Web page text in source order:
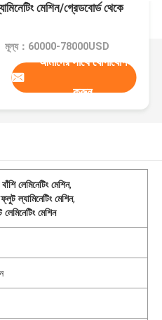
মেশিন/গ্রেডবোর্ড থেকে
মূল্য：60000-78000USD
আমাদের সাথে যোগাযোগ
করুন
লেমিনেটিং মেশিন,
ল্যামিনেটিং মেশিন,
মেশিন